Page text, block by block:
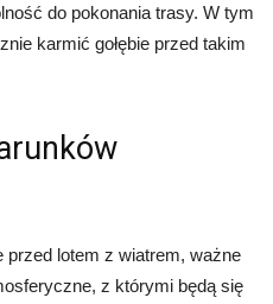
do pokonania trasy. W tym
karmić gołębie przed takim
przed lotem z wiatrem, ważne
z którymi będą się